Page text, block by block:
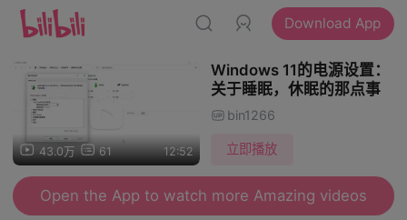
Download App
43.0万 61 12:52
Windows 11的电源设置：
关于睡眠，休眠的那点事
bin1266
立即播放
Open the App to watch more Amazing videos